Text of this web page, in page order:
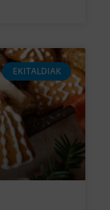
EKITALDIAK